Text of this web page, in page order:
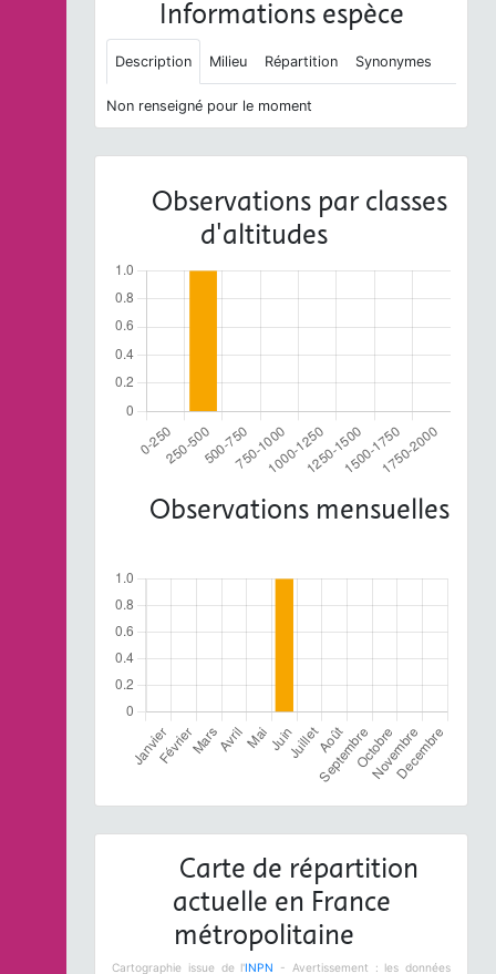
Informations espèce
Description Milieu Répartition Synonymes
Non renseigné pour le moment
Observations par classes
d'altitudes
Observations mensuelles
Carte de répartition
actuelle en France
métropolitaine
Cartographie issue de l'INPN - Avertissement : les données